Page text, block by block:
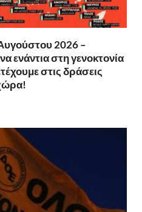
2026 –
ενάντια στη γενοκτονία
στις δράσεις